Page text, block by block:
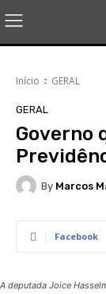
Início GERAL
GERAL
Governo
By Marcos
Facebook
A deputada Joice